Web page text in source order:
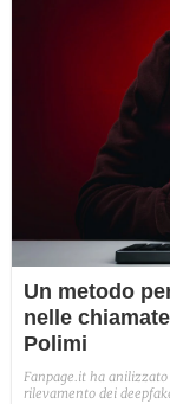
Un metodo
nelle
Polimi
Fanpage.it ha
rilevamento dei